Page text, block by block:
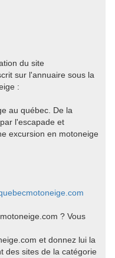
du site
sur l'annuaire sous la
:
au québec. De la
l'escapade et
excursion en motoneige
? Vous
et donnez lui la
des sites de la catégorie